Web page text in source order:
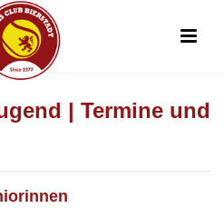
| Termine und